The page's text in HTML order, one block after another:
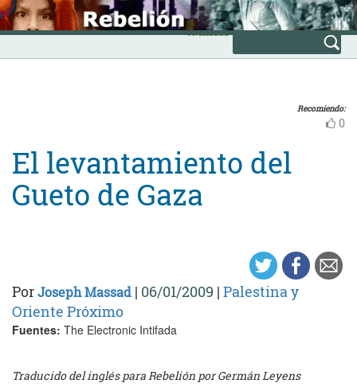
Skip
to
content
INICIO
Avanzada
Recomiendo:
0
El levantamiento del
Gueto de Gaza
PorJoseph Massad | 06/01/2009 | Palestina y
Oriente Próximo
Fuentes: The Electronic Intifada
Traducido del inglés para Rebelión por Germán Leyens